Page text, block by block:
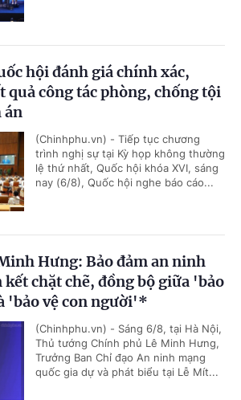
hội đánh giá chính xác,
quả công tác phòng, chống tội
án
(Chinhphu.vn) - Tiếp tục chương
trình nghị sự tại Kỳ họp không thường
lệ thứ nhất, Quốc hội khóa XVI, sáng
nay (6/8), Quốc hội nghe báo cáo...
Hưng: Bảo đảm an ninh
kết chặt chẽ, đồng bộ giữa 'bảo
'bảo vệ con người'*
(Chinhphu.vn) - Sáng 6/8, tại Hà Nội,
Thủ tướng Chính phủ Lê Minh Hưng,
Trưởng Ban Chỉ đạo An ninh mạng
quốc gia dự và phát biểu tại Lễ Mít...